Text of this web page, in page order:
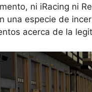
ni iRacing ni
una especie de
acerca de la